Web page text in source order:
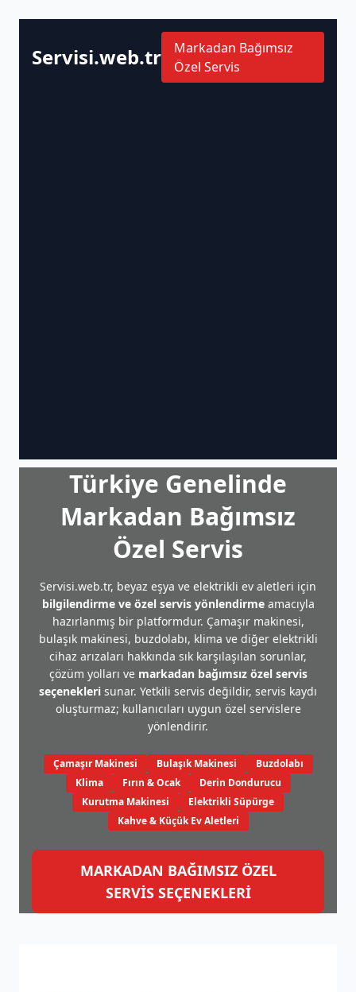
Servisi.web.tr
Markadan Bağımsız
Özel Servis
Türkiye Genelinde
Markadan Bağımsız
Özel Servis
Servisi.web.tr, beyaz eşya ve elektrikli ev aletleri için
bilgilendirme ve özel servis yönlendirmeamacıyla
hazırlanmış bir platformdur. Çamaşır makinesi,
bulaşık makinesi, buzdolabı, klima ve diğer elektrikli
cihaz arızaları hakkında sık karşılaşılan sorunlar,
çözüm yolları ve markadan bağımsız özel servis
seçenekleri sunar. Yetkili servis değildir, servis kaydı
oluşturmaz; kullanıcıları uygun özel servislere
yönlendirir.
Çamaşır Makinesi Bulaşık Makinesi
Buzdolabı
Klima
Fırın & Ocak
Derin Dondurucu
Kurutma Makinesi
Elektrikli Süpürge
Kahve & Küçük Ev Aletleri
MARKADAN BAĞIMSIZ ÖZEL
SERVİS SEÇENEKLERİ